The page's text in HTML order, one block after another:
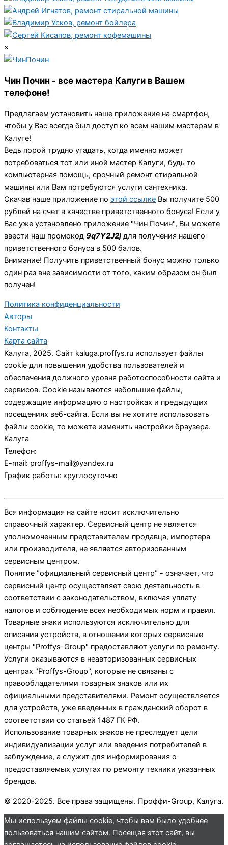
×
Чин Почин - все мастера Калуги в Вашем
телефоне!
Предлагаем установить наше приложение на смартфон,
чтобы у Вас всегда был доступ ко всем нашим мастерам в
Калуге!
Ведь порой трудно угадать, когда именно может
потребоваться тот или иной мастер Калуги, будь то
компьютерная помощь, срочный ремонт стиральной
машины или Вам потребуются услуги сантехника.
Скачав наше приложение по этой ссылке Вы получите 500
рублей на счет в качестве приветственного бонуса! Если у
Вас уже установлено приложение "Чин Почин", Вы можете
ввести наш промокод 9q7Y2J2j для получения нашего
приветственного бонуса в 500 балов.
Внимание! Получить приветственный бонус можно только
один раз вне зависимости от того, каким образом он был
получен!
Политика конфиденциальности
Авторы
Контакты
Карта сайта
Калуга, 2025. Сайт kaluga.proffys.ru использует файлы
cookie для повышения удобства пользователей и
обеспечения должного уровня работоспособности сайта и
сервисов. Cookie называются небольшие файлы,
содержащие информацию о настройках и предыдущих
посещениях веб-сайта. Если вы не хотите использовать
файлы cookie, то можете изменить настройки браузера.
Калуга
Телефон:
E-mail: proffys-mail@yandex.ru
График работы: круглосуточно
Вся информация на сайте носит исключительно
справочный характер. Сервисный центр не является
уполномоченным представителем продавца, импортера
или производителя, не является авторизованным
сервисным центром.
Понятие "официальный сервисный центр" - означает, что
сервисный центр осуществляет свою деятельность в
соответствии с законодательством, включая уплату
налогов и соблюдение всех необходимых норм и правил.
Товарные знаки используются исключительно для
описания устройств, в отношении которых сервисные
центры "Proffys-Group" предоставляют услуги по ремонту.
Услуги оказываются в неавторизованных сервисных
центрах "Proffys-Group", которые не связаны с
правообладателями товарных знаков или их
официальными представителями. Ремонт осуществляется
для устройств, уже введенных в гражданский оборот в
соответствии со статьей 1487 ГК РФ.
Использование товарных знаков не преследует цели
индивидуализации услуг или введения потребителей в
заблуждение, а служит для информирования о
предоставляемых услугах по ремонту техники указанных
брендов.
© 2020-2025. Все права защищены. Проффи-Group, Калуга.
Мы используем файлы cookie, чтобы вам было удобнее
пользоваться нашим сайтом. Посещая этот сайт, вы